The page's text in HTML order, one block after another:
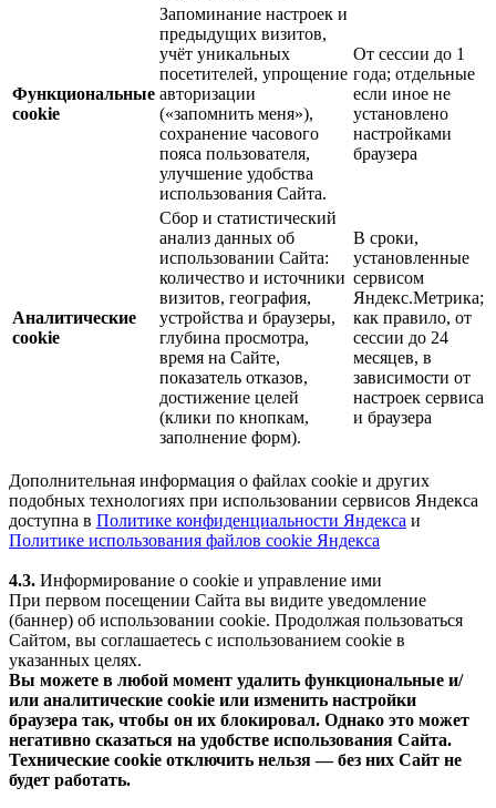
Функциональные
cookie
Запоминание настроек и
предыдущих визитов,
учёт уникальных
посетителей, упрощение
авторизации
(«запомнить меня»),
сохранение часового
пояса пользователя,
улучшение удобства
использования Сайта.
От сессии до 1
года; отдельные
если иное не
установлено
настройками
браузера
Аналитические
cookie
Сбор и статистический
анализ данных об
использовании Сайта:
количество и источники
визитов, география,
устройства и браузеры,
глубина просмотра,
время на Сайте,
показатель отказов,
достижение целей
(клики по кнопкам,
заполнение форм).
В сроки,
установленные
сервисом
Яндекс.Метрика;
как правило, от
сессии до 24
месяцев, в
зависимости от
настроек сервиса
и браузера
Дополнительная информация о файлах cookie и других
подобных технологиях при использовании сервисов Яндекса
доступна в Политике конфиденциальности Яндекса и
Политике использования файлов cookie Яндекса
4.3. Информирование о cookie и управление ими
При первом посещении Сайта вы видите уведомление
(баннер) об использовании cookie. Продолжая пользоваться
Сайтом, вы соглашаетесь с использованием cookie в
указанных целях.
Вы можете в любой момент удалить функциональные и/
или аналитические cookie или изменить настройки
браузера так, чтобы он их блокировал. Однако это может
негативно сказаться на удобстве использования Сайта.
Технические cookie отключить нельзя — без них Сайт не
будет работать.